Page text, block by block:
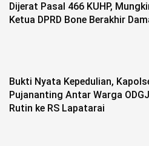
Dijerat Pasal 466 KUHP,
Ketua DPRD Bone Berakhir
Bukti Nyata Kepedulian,
Pujananting Antar Warga
Rutin ke RS Lapatarai